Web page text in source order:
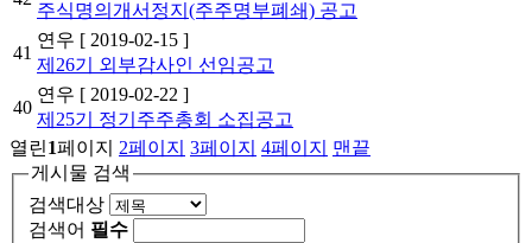
주식명의개서정지(주주명부폐쇄) 공고
41
연우 [ 2019-02-15 ]
제26기 외부감사인 선임공고
40
연우 [ 2019-02-22 ]
제25기 정기주주총회 소집공고
열린1페이지 2페이지 3페이지 4페이지
맨끝
게시물 검색
검색대상
검색어 필수